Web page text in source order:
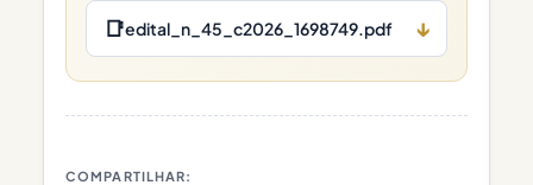
📑edital_n_45_c2026_1698749.pdf ↓
COMPARTILHAR: